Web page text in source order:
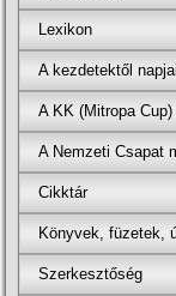
Lexikon
A kezdetektől
A KK (Mitropa
A Nemzeti Csapat
Cikktár
Könyvek, füzetek,
Szerkesztőség